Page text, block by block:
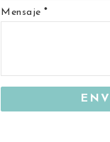
Mensaje *